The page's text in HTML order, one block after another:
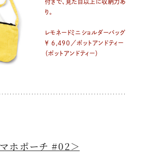
付きで、見た目以上に収納力あ
り。
レモネードミニショルダーバッグ
¥ 6,490／ポットアンドティー
（ポットアンドティー）
ホポーチ #02＞